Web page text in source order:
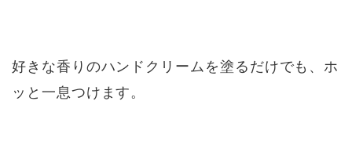
好きな香りのハンドクリームを塗るだけでも、ホ
ッと一息つけます。